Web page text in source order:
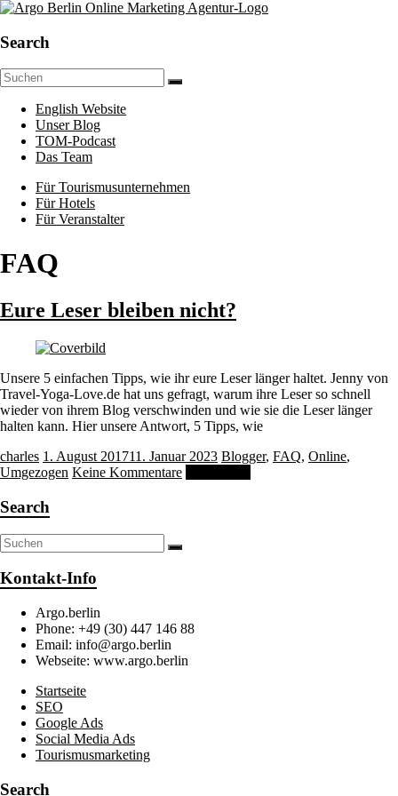
Zum
springen
Argo.Berlin
Online-
Marketing
Hotels,
Reiseveranstalter
leicht
gemacht
Search
English Website
Unser Blog
TOM-Podcast
Das Team
Menü
Für Tourismusunternehmen
Für Hotels
Für Veranstalter
FAQ
Eure Leser bleiben nicht?
Unsere 5 einfachen Tipps, wie ihr eure Leser länger haltet. Jenny von
Travel-Yoga-Love.de hat uns gefragt, warum ihre Leser so schnell
wieder von ihrem Blog verschwinden und wie sie die Leser länger
halten kann. Hier unsere Antwort, 5 Tipps, wie
charles 1. August 201711. Januar 2023 Blogger, FAQ, Online,
Umgezogen Keine Kommentare
Search
Kontakt-Info
Argo.berlin
Phone: +49 (30) 447 146 88
Email: info@argo.berlin
Webseite: www.argo.berlin
Startseite
SEO
Google Ads
Social Media Ads
Tourismusmarketing
Search